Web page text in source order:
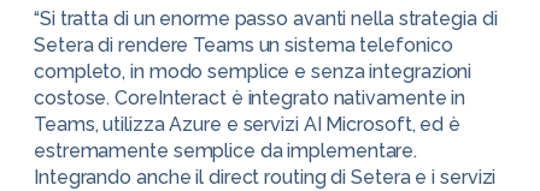
“Si tratta di un enorme passo avanti nella strategia di
Setera di rendere Teams un sistema telefonico
completo, in modo semplice e senza integrazioni
costose. CoreInteract è integrato nativamente in
Teams, utilizza Azure e servizi AI Microsoft, ed è
estremamente semplice da implementare.
Integrando anche il direct routing di Setera e i servizi